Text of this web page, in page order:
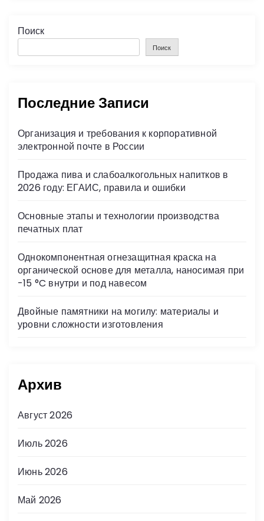
Поиск
Поиск
Последние Записи
Организация и требования к корпоративной
электронной почте в России
Продажа пива и слабоалкогольных напитков в
2026 году: ЕГАИС, правила и ошибки
Основные этапы и технологии производства
печатных плат
Однокомпонентная огнезащитная краска на
органической основе для металла, наносимая при
-15 °C внутри и под навесом
Двойные памятники на могилу: материалы и
уровни сложности изготовления
Архив
Август 2026
Июль 2026
Июнь 2026
Май 2026